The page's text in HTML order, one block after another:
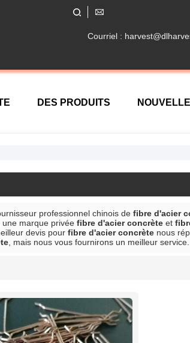
Courriel :
DES PRODUITS
professionnel chinois de fibre d'acier
une marque privée fibre d'acier concrète et
devis pour fibre d'acier concrète nous
, mais nous vous fournirons un meilleur service.